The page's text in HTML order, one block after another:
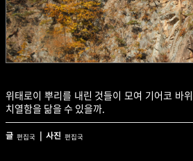
위태로이 뿌리를 내린 것들이 모여 기어코 바
치열함을 닮을 수 있을까.
글 편집국 | 사진 편집국